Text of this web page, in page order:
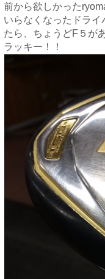
前から欲しかった
いらなくなったドラ
たら、ちょうどF５が
ラッキー！！